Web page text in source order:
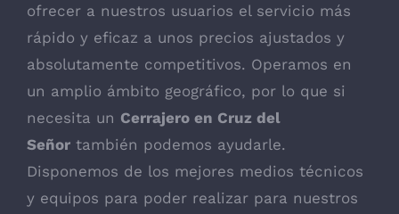
ofrecer a nuestros usuarios el servicio más
rápido y eficaz a unos precios ajustados y
absolutamente competitivos. Operamos en
un amplio ámbito geográfico, por lo que si
necesita un Cerrajero en Cruz del
Señor también podemos ayudarle.
Disponemos de los mejores medios técnicos
y equipos para poder realizar para nuestros